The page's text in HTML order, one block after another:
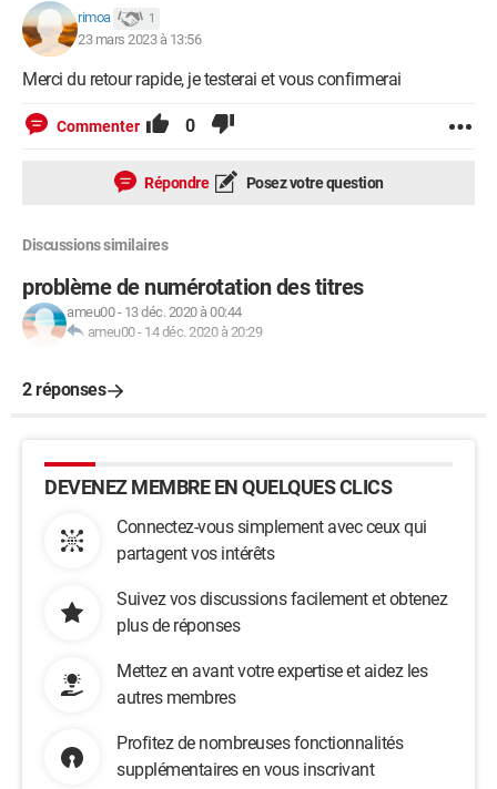
rimoa 1
23 mars 2023 à 13:56
Merci du retour rapide, je testerai et vous confirmerai
Commenter 0
Répondre Posez votre question
Discussions similaires
problème de numérotation des titres
ameu00- 13 déc. 2020 à 00:44
ameu00- 14 déc. 2020 à 20:29
2 réponses
DEVENEZ MEMBRE EN QUELQUES CLICS
Connectez-vous simplement avec ceux qui
partagent vos intérêts
Suivez vos discussions facilement et obtenez
plus de réponses
Mettez en avant votre expertise et aidez les
autres membres
Profitez de nombreuses fonctionnalités
supplémentaires en vous inscrivant